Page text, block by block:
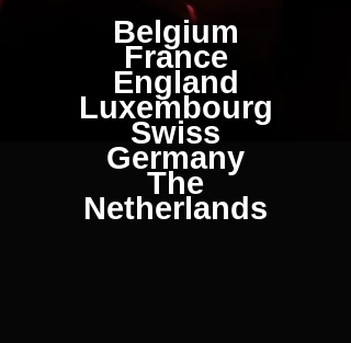
Belgium
France
England
Luxembourg
Swiss
Germany
The
Netherlands